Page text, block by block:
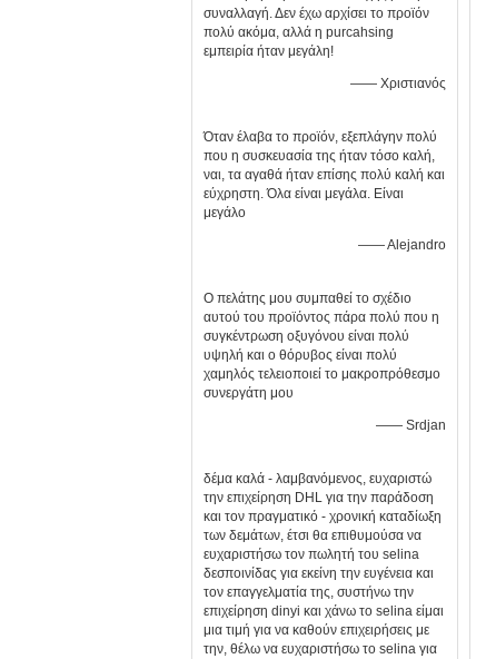
συναλλαγή. Δεν έχω αρχίσει το προϊόν
πολύ ακόμα, αλλά η purcahsing
εμπειρία ήταν μεγάλη!
—— Χριστιανός
Όταν έλαβα το προϊόν, εξεπλάγην πολύ
που η συσκευασία της ήταν τόσο καλή,
ναι, τα αγαθά ήταν επίσης πολύ καλή και
εύχρηστη. Όλα είναι μεγάλα. Είναι
μεγάλο
—— Alejandro
Ο πελάτης μου συμπαθεί το σχέδιο
αυτού του προϊόντος πάρα πολύ που η
συγκέντρωση οξυγόνου είναι πολύ
υψηλή και ο θόρυβος είναι πολύ
χαμηλός τελειοποιεί το μακροπρόθεσμο
συνεργάτη μου
—— Srdjan
δέμα καλά - λαμβανόμενος, ευχαριστώ
την επιχείρηση DHL για την παράδοση
και τον πραγματικό - χρονική καταδίωξη
των δεμάτων, έτσι θα επιθυμούσα να
ευχαριστήσω τον πωλητή του selina
δεσποινίδας για εκείνη την ευγένεια και
τον επαγγελματία της, συστήνω την
επιχείρηση dinyi και χάνω το selina είμαι
μια τιμή για να καθούν επιχειρήσεις με
την, θέλω να ευχαριστήσω το selina για